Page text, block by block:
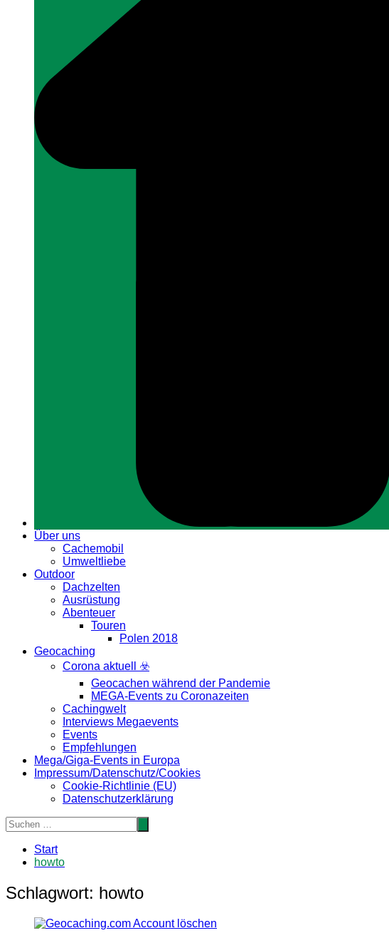
Über uns
Cachemobil
Umweltliebe
Outdoor
Dachzelten
Ausrüstung
Abenteuer
Touren
Polen 2018
Geocaching
Corona aktuell ☣️
Geocachen während der Pandemie
MEGA-Events zu Coronazeiten
Cachingwelt
Interviews Megaevents
Events
Empfehlungen
Mega/Giga-Events in Europa
Impressum/Datenschutz/Cookies
Cookie-Richtlinie (EU)
Datenschutzerklärung
Start
howto
Schlagwort: howto